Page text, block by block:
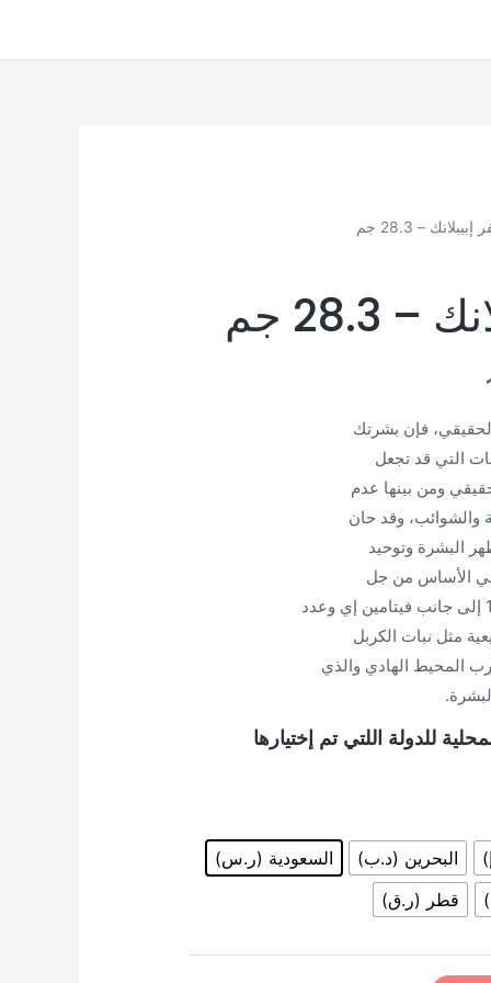
– 28.3 جم
28.3 جم
السعر:
خلال
فإن بشرتك
التي قد تجعل
ومن بينها عدم
والشوائب، وقد حان
البشرة وتوحيد
في الأساس من جل
مثل نبات الكربل
المحيط الهادي والذي
للدولة اللتي تم إختيارها
البحرين (د.ب)
السعودية (ر.س)
قطر (ر.ق)